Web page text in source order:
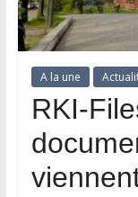
A la une
RKI-